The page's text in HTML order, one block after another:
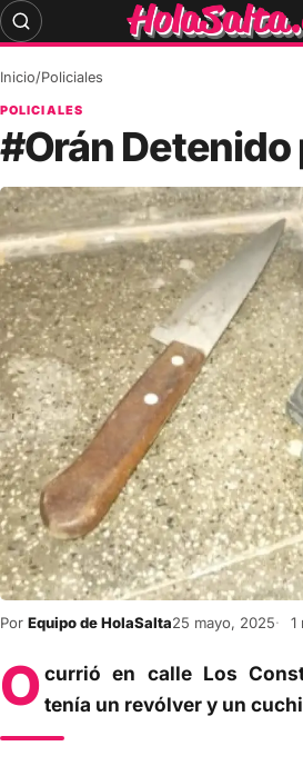
Skip
to
Inicio/Policiales
POLICIALES
#Orán Detenido
Por Equipo de HolaSalta25 mayo, 2025 1
Ocurrió en calle Los
tenía un revólver y un